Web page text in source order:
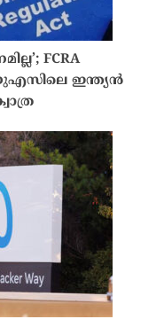
FCRA
യുഎസിലെ ഇന്ത്യൻ